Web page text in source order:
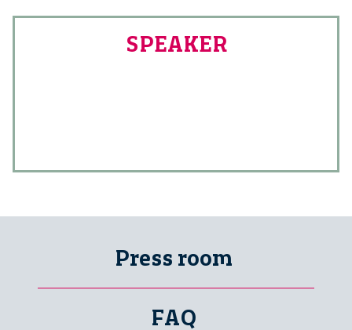
SPEAKER
Press room
FAQ